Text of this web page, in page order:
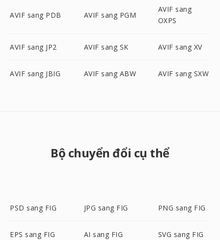
AVIF sang PDB AVIF sang PGM
AVIF sang
OXPS
AVIF sang JP2 AVIF sang SK AVIF sang XV
AVIF sang JBIG AVIF sang ABW AVIF sang SXW
Bộ chuyển đổi cụ thể
PSD sang FIG JPG sang FIG PNG sang FIG
EPS sang FIG AI sang FIG SVG sang FIG